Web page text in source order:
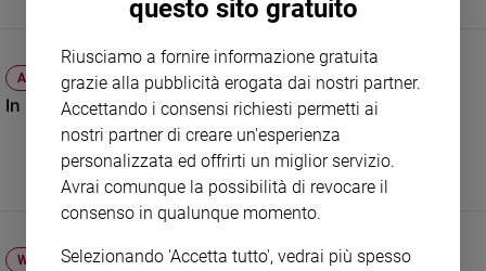
Nonni
Coppia
giovani
Adolescenza
AUTO
In Usa matrimonio di interesse tra Fiat e sindacato
WELFARE
questo sito gratuito
Riusciamo a fornire informazione gratuita
grazie alla pubblicità erogata dai nostri partner.
Accettando i consensi richiesti permetti ai
nostri partner di creare un'esperienza
personalizzata ed offrirti un miglior servizio.
Avrai comunque la possibilità di revocare il
consenso in qualunque momento.
Selezionando 'Accetta tutto', vedrai più spesso